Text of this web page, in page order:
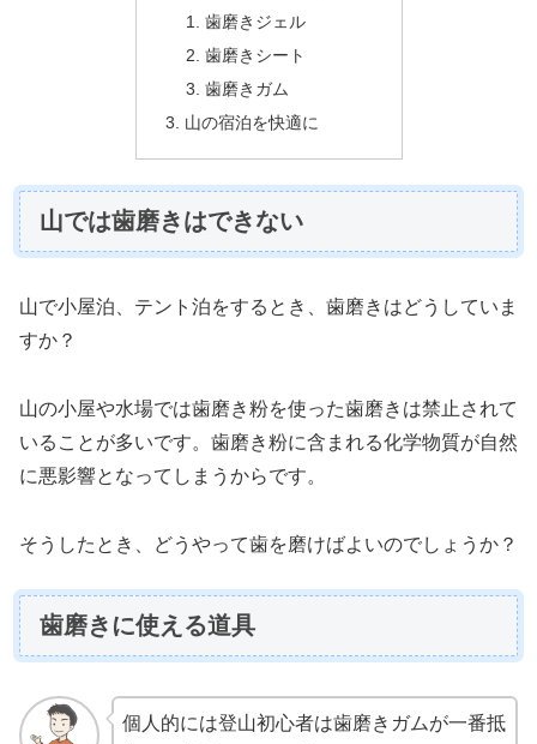
歯磨きジェル
歯磨きシート
歯磨きガム
山の宿泊を快適に
山では歯磨きはできない
山で小屋泊、テント泊をするとき、歯磨きはどうしていま
すか？
山の小屋や水場では歯磨き粉を使った歯磨きは禁止されて
いることが多いです。歯磨き粉に含まれる化学物質が自然
に悪影響となってしまうからです。
そうしたとき、どうやって歯を磨けばよいのでしょうか？
歯磨きに使える道具
個人的には登山初心者は歯磨きガムが一番抵